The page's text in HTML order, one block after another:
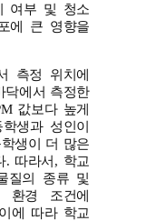
여부 및 청소
에 큰 영향을
측정 위치에
닥에서 측정한
값보다 높게
생과 성인이
생이 더 많은
. 따라서, 학교
질의 종류 및
경 조건에
에 따라 학교